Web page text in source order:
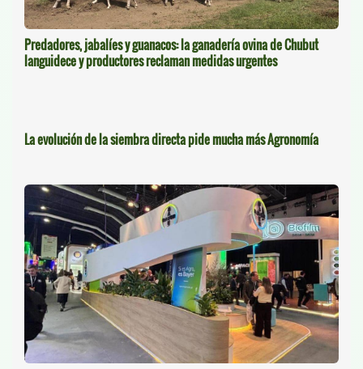
Predadores, jabalíes y guanacos: la ganadería ovina de Chubut
languidece y productores reclaman medidas urgentes
La evolución de la siembra directa pide mucha más Agronomía